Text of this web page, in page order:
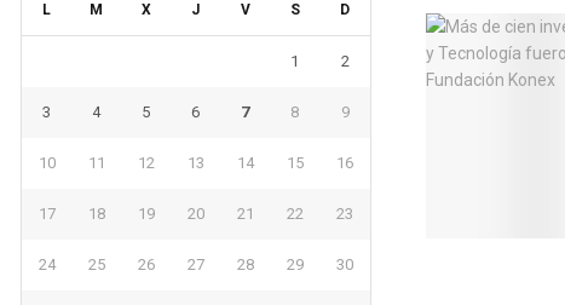
L M X J V S D
1 2
3 4 5 6 7 8 9
10 11 12 13 14 15 16
17 18 19 20 21 22 23
24 25 26 27 28 29 30